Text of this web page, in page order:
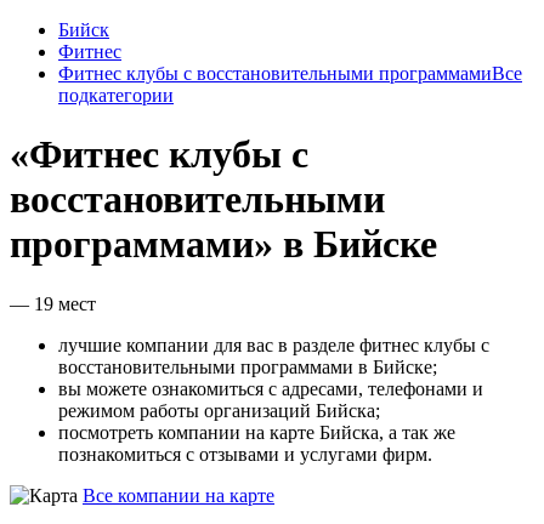
Бийск
Фитнес
Фитнес клубы с восстановительными программамиВсе
подкатегории
«Фитнес клубы с
восстановительными
программами» в Бийске
— 19 мест
лучшие компании для вас в разделе фитнес клубы с
восстановительными программами в Бийске;
вы можете ознакомиться с адресами, телефонами и
режимом работы организаций Бийска;
посмотреть компании на карте Бийска, а так же
познакомиться с отзывами и услугами фирм.
Все компании на карте